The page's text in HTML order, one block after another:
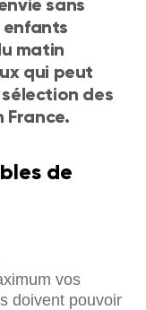
matin
qui peut
des
France.
de
vos
doivent pouvoir